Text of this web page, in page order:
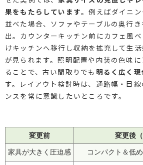
果をもたらしています。例えばダイニ
並べた場合、ソファやテーブルの奥行
出。カウンターキッチン前にカフェ風
けキッチンへ移行し収納を拡充して生
が見られます。照明配置や内装の色味
ることで、古い間取りでも 明るく広く
す。レイアウト検討時は、通路幅・目
ンスを常に意識したいところです。
変更前 変更後（
家具が大きく圧迫感 コンパクト＆低